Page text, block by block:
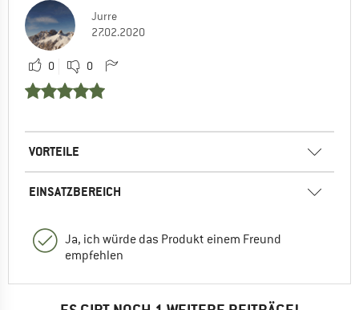
Jurre
27.02.2020
0 0
VORTEILE
EINSATZBEREICH
Ja, ich würde das Produkt einem Freund
empfehlen